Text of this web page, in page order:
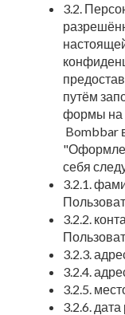
3.2.
путём
формы на
Bombbar
себя
3.2.1.
3.2.2.
3.2.3.
3.2.4.
3.2.5.
3.2.6.